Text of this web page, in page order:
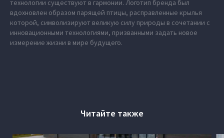
технологии существуют в гармонии. Логотип бренда был
вдохновлен образом парящей птицы, расправленные крылья
которой, символизируют великую силу природы в сочетании с
инновационными технологиями, призванными задать новое
измерение жизни в мире будущего.
Читайте также